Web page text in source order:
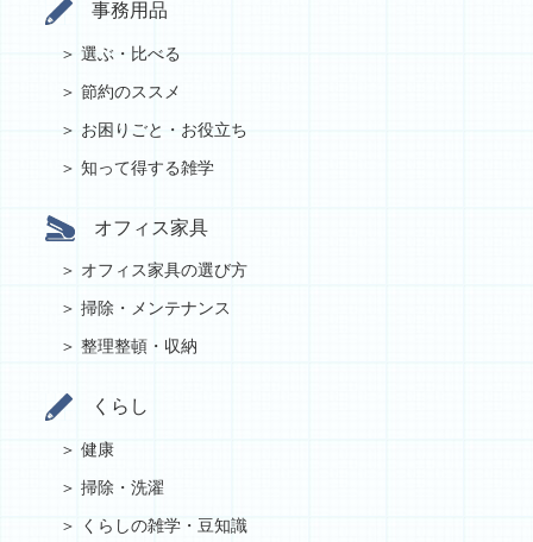
事務用品
選ぶ・比べる
節約のススメ
お困りごと・お役立ち
知って得する雑学
オフィス家具
オフィス家具の選び方
掃除・メンテナンス
整理整頓・収納
くらし
健康
掃除・洗濯
くらしの雑学・豆知識